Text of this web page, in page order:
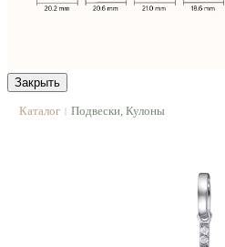
Закрыть
Каталог | Подвески, Кулоны